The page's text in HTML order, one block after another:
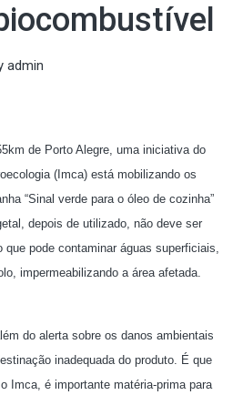
admin
de Porto Alegre, uma iniciativa do
(Imca) está mobilizando os
“Sinal verde para o óleo de cozinha”
depois de utilizado, não deve ser
pode contaminar águas superficiais,
impermeabilizando a área afetada.
do alerta sobre os danos ambientais
inadequada do produto. É que
Imca, é importante matéria-prima para